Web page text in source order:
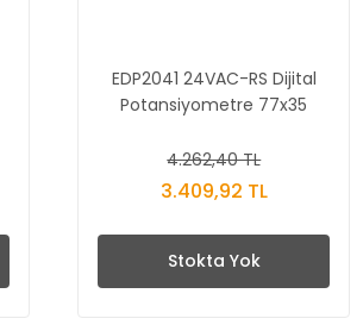
EDP2041 24VAC-RS Dijital
Potansiyometre 77x35
4.262,40 TL
3.409,92 TL
Stokta Yok